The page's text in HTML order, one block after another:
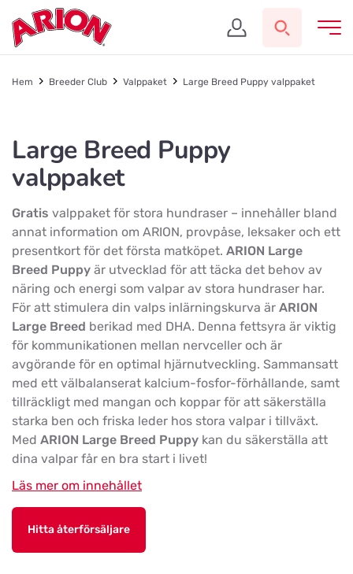
Hem Breeder Club Valppaket Large Breed Puppy valppaket
Large Breed Puppy
valppaket
Gratis valppaket för stora hundraser – innehåller bland
annat information om ARION, provpåse, leksaker och ett
presentkort för det första matköpet. ARION Large
Breed Puppy är utvecklad för att täcka det behov av
näring och energi som valpar av stora hundraser har.
För att stimulera din valps inlärningskurva är ARION
Large Breed berikad med DHA. Denna fettsyra är viktig
för kommunikationen mellan nervceller och är
avgörande för en optimal hjärnutveckling. Sammansatt
med ett välbalanserat kalcium-fosfor-förhållande, samt
tillräckligt med mangan och koppar för att säkerställa
starka ben och friska leder hos stora valpar i tillväxt.
Med ARION Large Breed Puppy kan du säkerställa att
dina valpar får en bra start i livet!
Läs mer om innehållet
Hitta återförsäljare